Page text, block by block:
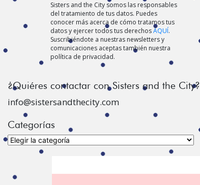
Sisters and the City somos las responsables
del tratamiento de tus datos. Puedes
conocer más acerca de cómo tratamos tus
datos y ejercer todos tus derechosAQUÍ.
Suscribiéndote a nuestras newsletters y
comunicaciones aceptas también nuestra
política de privacidad.
¿Quiéres contactar con Sisters and the City?
info@sistersandthecity.com
Categorías
Categorías